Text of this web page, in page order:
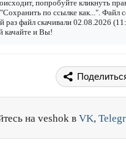
попробуйте кликнуть
по ссылке как...". Файл
раз файл скачивали 02.08.2026
качайте и Вы!
на veshok в VK,